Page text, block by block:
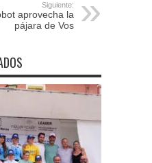
Siguiente:
aprovecha la
pájara de Vos